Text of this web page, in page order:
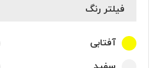
فیلتر رنگ
آفتابی